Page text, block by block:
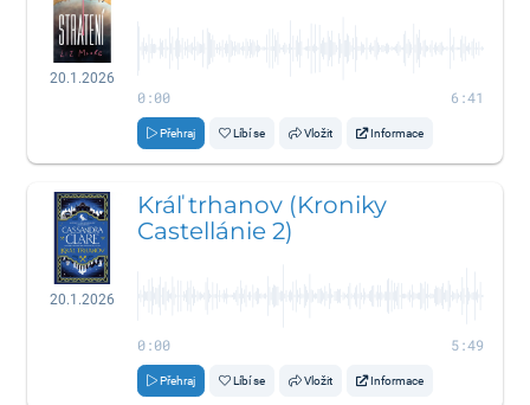
20.1.2026
0:00 6:41
Přehraj Líbí se Vložit Informace
20.1.2026
Kráľ trhanov (Kroniky
Castellánie 2)
0:00 5:49
Přehraj Líbí se Vložit Informace